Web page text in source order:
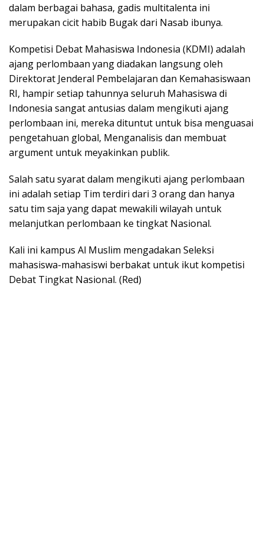
dalam berbagai bahasa, gadis multitalenta ini
merupakan cicit habib Bugak dari Nasab ibunya.
Kompetisi Debat Mahasiswa Indonesia (KDMI) adalah
ajang perlombaan yang diadakan langsung oleh
Direktorat Jenderal Pembelajaran dan Kemahasiswaan
RI, hampir setiap tahunnya seluruh Mahasiswa di
Indonesia sangat antusias dalam mengikuti ajang
perlombaan ini, mereka dituntut untuk bisa menguasai
pengetahuan global, Menganalisis dan membuat
argument untuk meyakinkan publik.
Salah satu syarat dalam mengikuti ajang perlombaan
ini adalah setiap Tim terdiri dari 3 orang dan hanya
satu tim saja yang dapat mewakili wilayah untuk
melanjutkan perlombaan ke tingkat Nasional.
Kali ini kampus Al Muslim mengadakan Seleksi
mahasiswa-mahasiswi berbakat untuk ikut kompetisi
Debat Tingkat Nasional. (Red)